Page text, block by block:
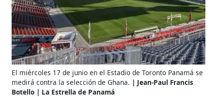
El miércoles 17 de junio en el Estadio de Toronto Panamá se
medirá contra la selección de Ghana.
Jean-Paul Francis
Botello | La Estrella de Panamá